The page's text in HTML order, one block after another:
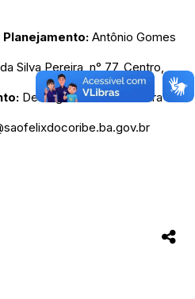
Antônio Gomes
Silva Pereira, n° 77, Centro,
De Segunda a Sexta-feira